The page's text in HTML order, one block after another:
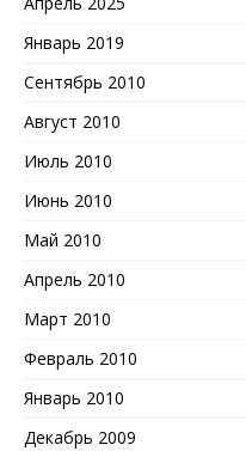
Январь 2019
Сентябрь 2010
Август 2010
Июль 2010
Июнь 2010
Май 2010
Апрель 2010
Март 2010
Февраль 2010
Январь 2010
Декабрь 2009